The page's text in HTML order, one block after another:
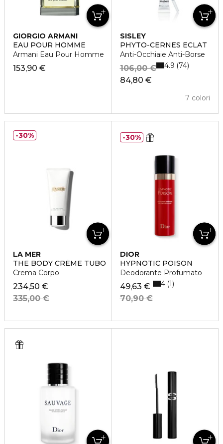
GIORGIO ARMANI
EAU POUR HOMME
Armani Eau Pour Homme
153,90 €
SISLEY
PHYTO-CERNES ECLAT
Anti-Occhiaie Anti-Borse
84,80 €
106,00 €
7 colori
4.9 74
LA MER
THE BODY CRÈME TUBO
Crema Corpo
234,50 €
335,00 €
30%
DIOR
HYPNOTIC POISON
Deodorante Profumato
49,63 €
70,90 €
4 1
30%